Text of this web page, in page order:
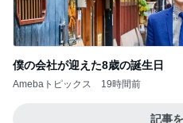
僕の会社が迎えた8歳の誕生日
Amebaトピックス 19時間前
記事